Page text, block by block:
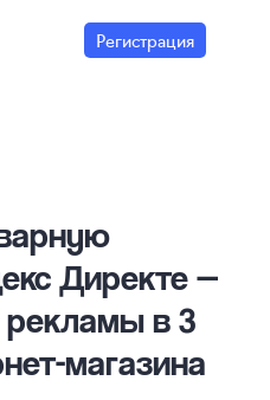
Регистрация
Директе —
рекламы в 3
магазина